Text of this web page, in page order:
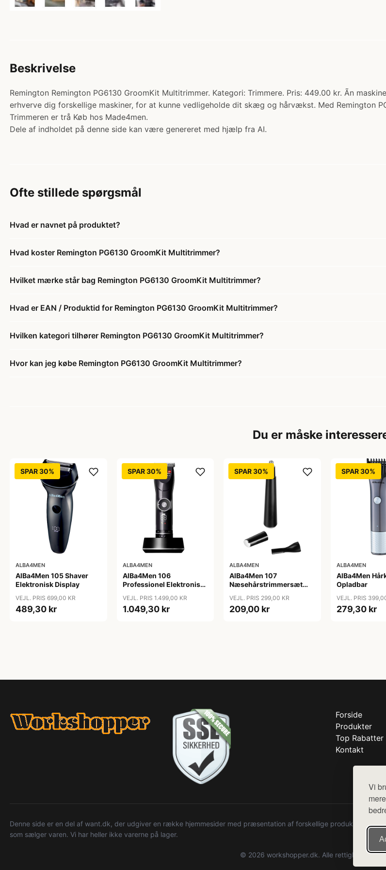
Vi
Beskrivelse
Remington Remington PG6130 GroomKit Multitrimmer. Kategori: Trimmere. Pris: 449.00 kr. Ãn
erhverve dig forskellige maskiner, for at kunne vedligeholde dit skæg og hårvækst. Med Remington
Trimmeren er trå Køb hos Made4men.
Dele af indholdet på denne side kan være genereret med hjælp fra AI.
Ofte stillede spørgsmål
Hvad er navnet på produktet?
Hvad koster Remington PG6130 GroomKit Multitrimmer?
Hvilket mærke står bag Remington PG6130 GroomKit Multitrimmer?
Hvad er EAN / Produktid for Remington PG6130 GroomKit Multitrimmer?
Hvilken kategori tilhører Remington PG6130 GroomKit Multitrimmer?
Hvor kan jeg købe Remington PG6130 GroomKit Multitrimmer?
Du er måske
SPAR 30%
ALBA4MEN
AlBa4Men 105 Shaver
Elektronisk Display
VEJL. PRIS 699,00 KR
489,30 kr
SPAR 30%
ALBA4MEN
AlBa4Men 106
Professionel Elektronisk
VEJL. PRIS 1.499,00 KR
1.049,30 kr
SPAR 30%
ALBA4MEN
AlBa4Men 107
Næsehårstrimmersæt
VEJL. PRIS 299,00 KR
209,00 kr
SPAR 30%
ALBA4MEN
AlBa4Men
Opladbar
VEJL. PRIS
279,30 kr
Forside
Produkter
Top Rabatter
Kontakt
Denne side er en del af want.dk, der udgiver en række hjemmesider med præsentation af forskellige produkter fra
som sælger varen. Vi har heller ikke varerne på lager.
© 2026 workshopper.dk. Alle rettigheder